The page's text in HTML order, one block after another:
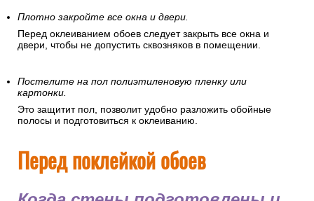
Плотно закройте все окна и двери.
Перед оклеиванием обоев следует закрыть все окна и
двери, чтобы не допустить сквозняков в помещении.
Постелите на пол полиэтиленовую пленку или
картонки.
Это защитит пол, позволит удобно разложить обойные
полосы и подготовиться к оклеиванию.
Перед поклейкой обоев